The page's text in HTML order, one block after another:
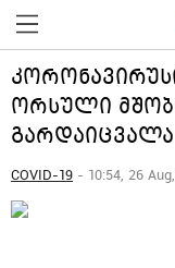
ორსული
გარდაიცვალა
COVID-19 - 10:54, 26